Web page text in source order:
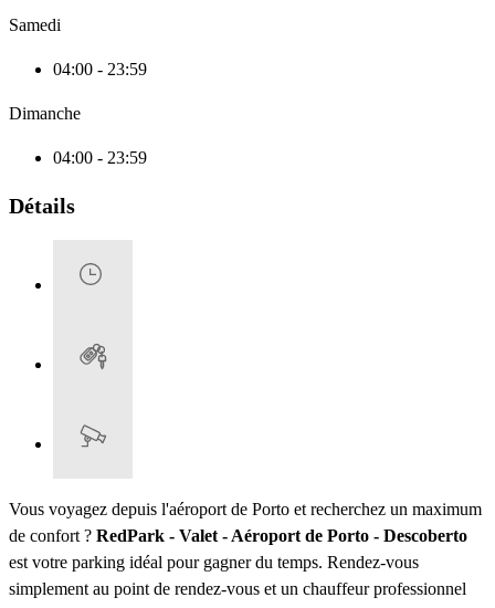
Samedi
04:00 - 23:59
Dimanche
04:00 - 23:59
Détails
Vous voyagez depuis l'aéroport de Porto et recherchez un maximum
de confort ? RedPark - Valet - Aéroport de Porto - Descoberto
est votre parking idéal pour gagner du temps. Rendez-vous
simplement au point de rendez-vous et un chauffeur professionnel